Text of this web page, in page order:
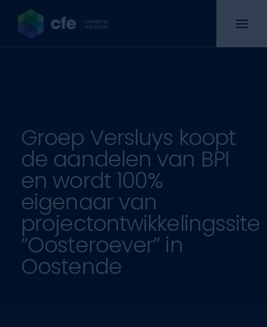
Groep Versluys koopt
de aandelen van BPI
en wordt 100%
eigenaar van
projectontwikkelingssite
“Oosteroever” in
Oostende